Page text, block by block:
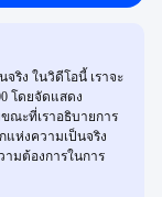
ริง ในวิดีโอนี้ เราจะ
โดยจัดแสดง
ณะที่เราอธิบายการ
แห่งความเป็นจริง
มต้องการในการ